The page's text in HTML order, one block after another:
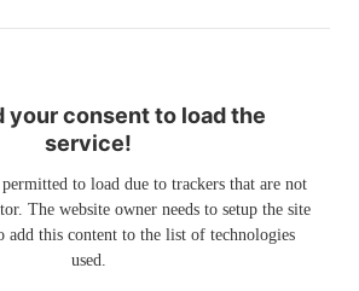
your consent to load the
service!
to load due to trackers that are not
The website owner needs to setup the site
add this content to the list of technologies
used.